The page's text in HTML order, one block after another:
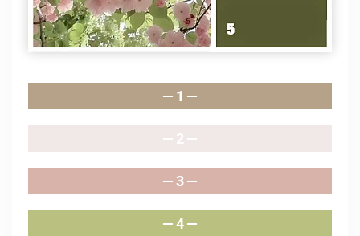
— 1 —
— 2 —
— 3 —
— 4 —